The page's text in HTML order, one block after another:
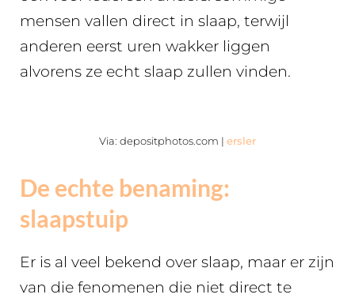
mensen vallen direct in slaap, terwijl
anderen eerst uren wakker liggen
alvorens ze echt slaap zullen vinden.
Via: depositphotos.com | ersler
De echte benaming:
slaapstuip
Er is al veel bekend over slaap, maar er zijn
van die fenomenen die niet direct te